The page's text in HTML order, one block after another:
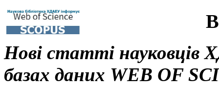
Нові статті науковців
базах даних WEB OF